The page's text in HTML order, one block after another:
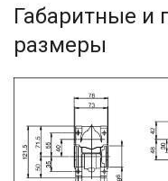
Габаритные и
размеры